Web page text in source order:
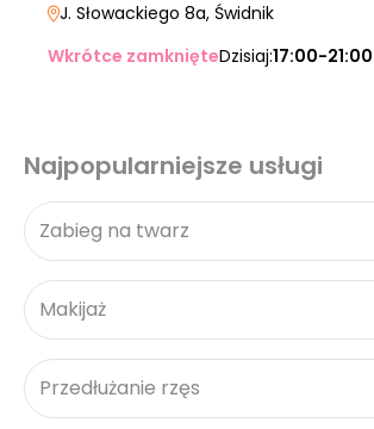
J. Słowackiego 8a, Świdnik
Wkrótce zamknięteDzisiaj:17:00-21:00
Najpopularniejsze usługi
Zabieg na twarz
Makijaż
Przedłużanie rzęs